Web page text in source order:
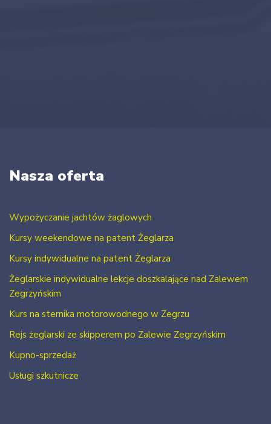
Nasza oferta
Wypożyczanie jachtów żaglowych
Kursy weekendowe na patent Żeglarza
Kursy indywidualne na patent Żeglarza
Żeglarskie indywidualne lekcje doszkalające nad Zalewem
Zegrzyńskim
Kurs na sternika motorowodnego w Zegrzu
Rejs żeglarski ze skipperem po Zalewie Zegrzyńskim
Kupno-sprzedaż
Usługi szkutnicze